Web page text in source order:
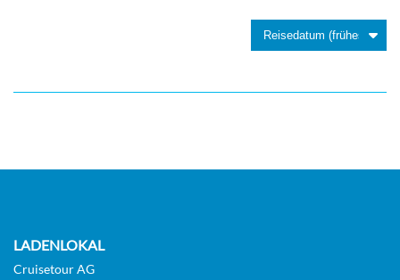
Balkonkabine
LADENLOKAL
Cruisetour AG